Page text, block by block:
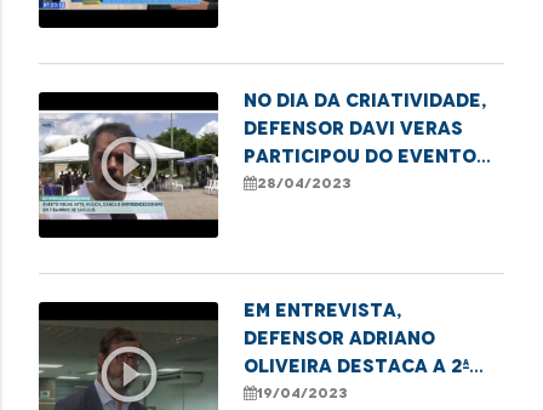
Cidadania Transgênero
play_circle_outline
No Dia da Criatividade,
defensor Davi Veras
participou do evento
da ONG Justiça e Paz se
28/04/2023
play_circle_outline
Em entrevista,
defensor Adriano
Oliveira destaca a 2ª
Feira do
19/04/2023